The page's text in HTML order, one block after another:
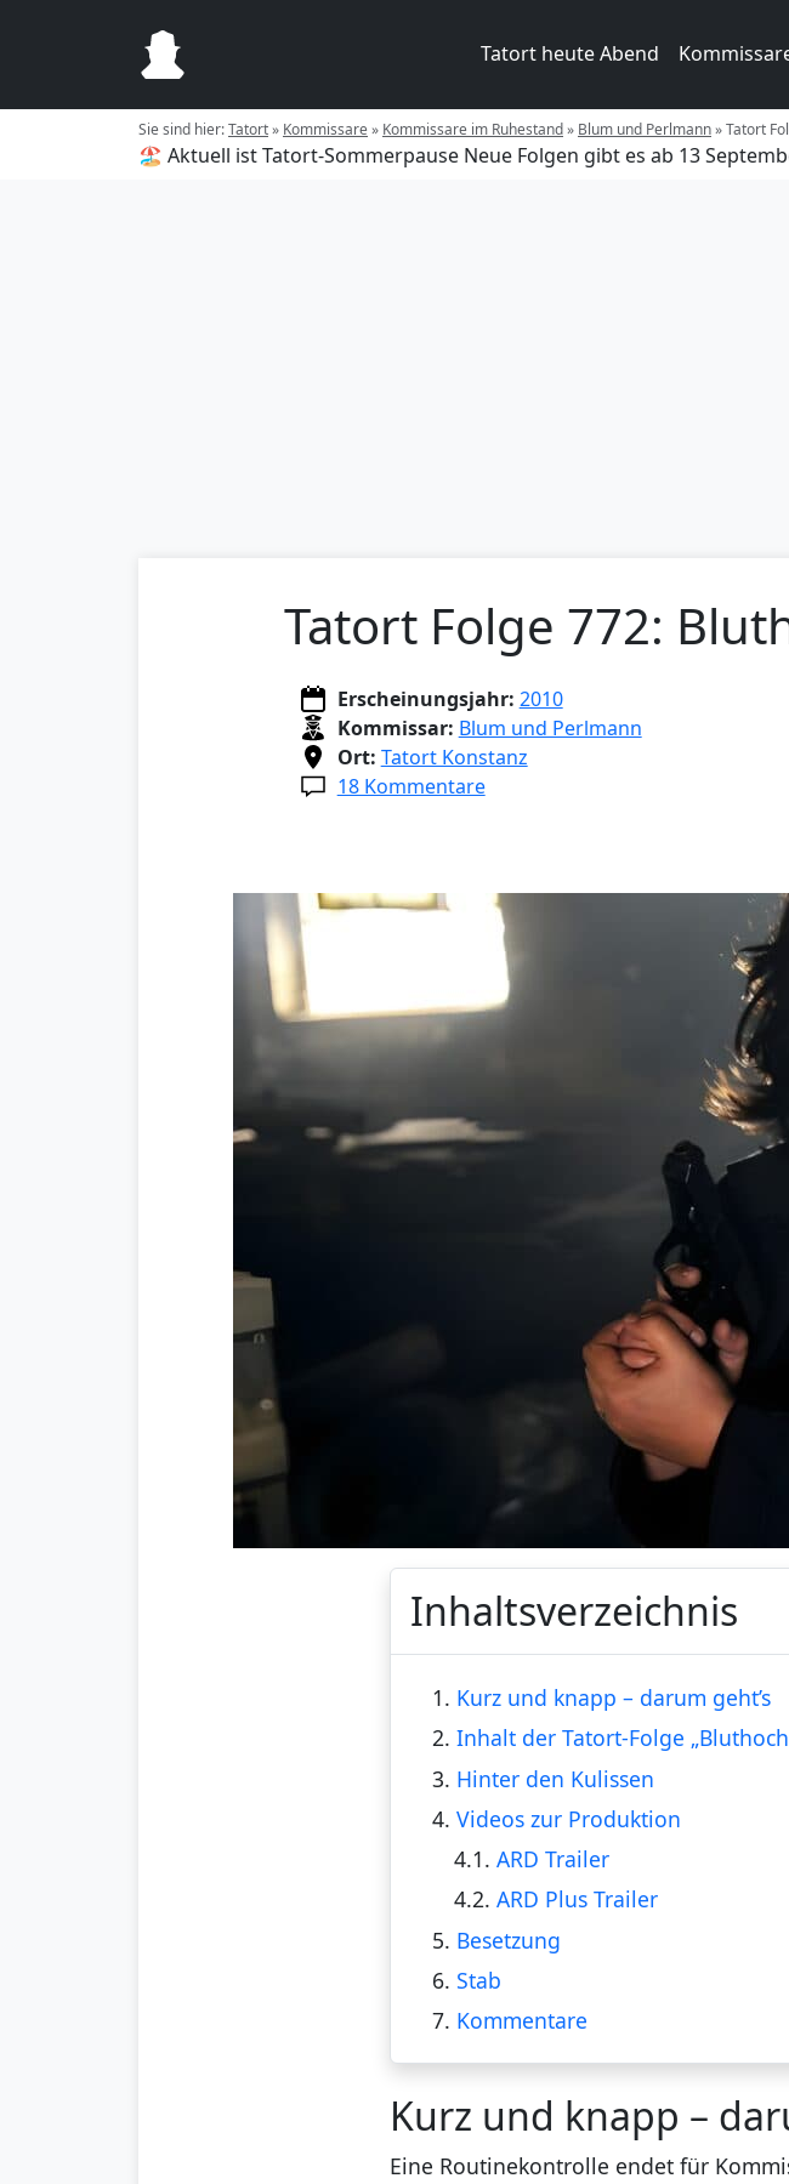
Tatort heute Abend
Sie sind hier:Tatort» Kommissare» Kommissare im Ruhestand» Blum und Perlmann»Tatort
🏖️ Aktuell ist Tatort-Sommerpause Neue Folgen gibt es ab 13
Tatort Folge 772:
Erscheinungsjahr: 2010
Kommissar: Blum und Perlmann
Ort: Tatort Konstanz
18 Kommentare
Inhaltsverzeichnis
1. Kurz und knapp – darum geht’s
2. Inhalt der Tatort-Folge
3. Hinter den Kulissen
4. Videos zur Produktion
4.1. ARD Trailer
4.2. ARD Plus Trailer
5. Besetzung
6. Stab
7. Kommentare
Kurz und knapp –
Eine Routinekontrolle endet für